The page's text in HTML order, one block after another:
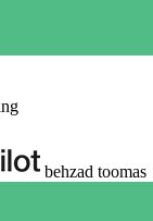
behzad toomas